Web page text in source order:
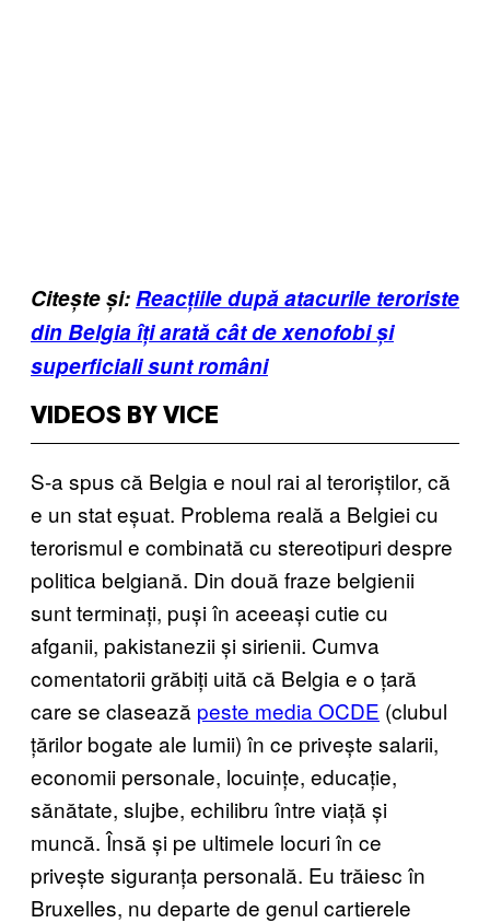
Citește și:Reacțiile după atacurile teroriste
din Belgia îți arată cât de xenofobi și
superficiali sunt români
VIDEOS BY VICE
S-a spus că Belgia e noul rai al teroriștilor, că
e un stat eșuat. Problema reală a Belgiei cu
terorismul e combinată cu stereotipuri despre
politica belgiană. Din două fraze belgienii
sunt terminați, puși în aceeași cutie cu
afganii, pakistanezii și sirienii. Cumva
comentatorii grăbiți uită că Belgia e o țară
care se clasează peste media OCDE (clubul
țărilor bogate ale lumii) în ce privește salarii,
economii personale, locuințe, educație,
sănătate, slujbe, echilibru între viață și
muncă. Însă și pe ultimele locuri în ce
privește siguranța personală. Eu trăiesc în
Bruxelles, nu departe de genul cartierele